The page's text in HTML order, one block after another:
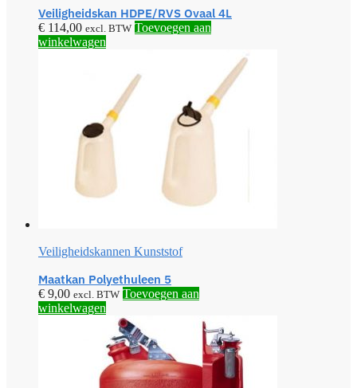
Veiligheidskan HDPE/RVS Ovaal 4L
€ 114,00 excl. BTW Toevoegen aan
winkelwagen
Veiligheidskannen Kunststof
Maatkan Polyethuleen 5
€ 9,00 excl. BTW Toevoegen aan
winkelwagen